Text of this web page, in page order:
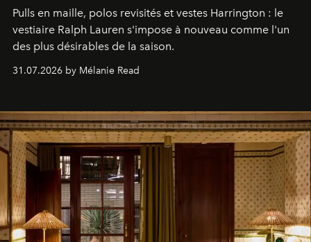
Pulls en maille, polos revisités et vestes Harrington : le
vestiaire Ralph Lauren s'impose à nouveau comme l'un
des plus désirables de la saison.
31.07.2026 by Mélanie Read